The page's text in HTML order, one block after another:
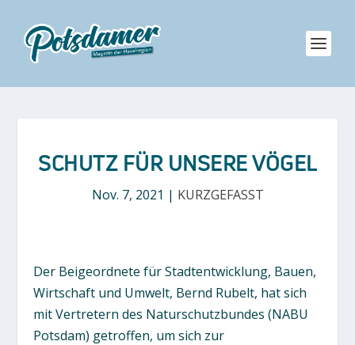
SCHUTZ FÜR UNSERE VÖGEL
Nov. 7, 2021 | KURZGEFASST
Der Beigeordnete für Stadtentwicklung, Bauen,
Wirtschaft und Umwelt, Bernd Rubelt, hat sich
mit Vertretern des Naturschutzbundes (NABU
Potsdam) getroffen, um sich zur